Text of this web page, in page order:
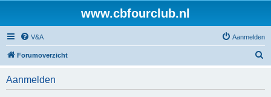
www.cbfourclub.nl
V&A Aanmelden
Forumoverzicht
Aanmelden